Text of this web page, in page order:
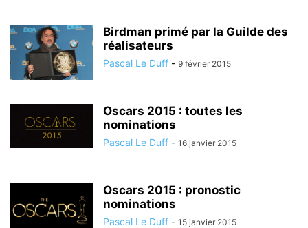
Birdman primé par la Guilde des
réalisateurs
Pascal Le Duff - 9 février 2015
Oscars 2015 : toutes les
nominations
Pascal Le Duff - 16 janvier 2015
Oscars 2015 : pronostic
nominations
Pascal Le Duff - 15 janvier 2015